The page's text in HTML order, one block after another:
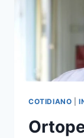
COTIDIANO |